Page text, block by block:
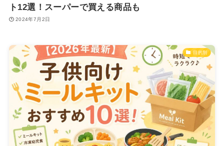
ト12選！スーパーで買える商品も
2024年7月2日
目的別